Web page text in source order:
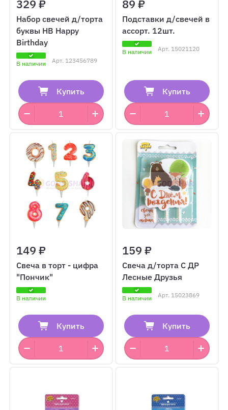
329 ₽
Набор свечей д/торта
буквы НВ Happy
Birthday
В наличии Арт. 123456789
Купить
89 ₽
Подставки д/свечей в
ассорт. 12шт.
В наличии Арт. 15021120
Купить
149 ₽
Свеча в торт - цифра
"Пончик"
В наличии
Купить
159 ₽
Свеча д/торта С ДР
Лесные Друзья
В наличии Арт. 15023869
Купить